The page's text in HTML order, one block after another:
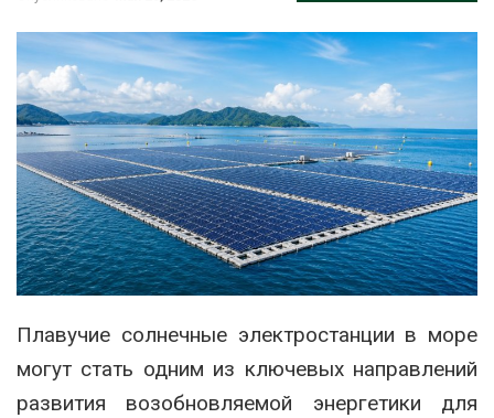
Плавучие солнечные электростанции в море
могут стать одним из ключевых направлений
развития возобновляемой энергетики для